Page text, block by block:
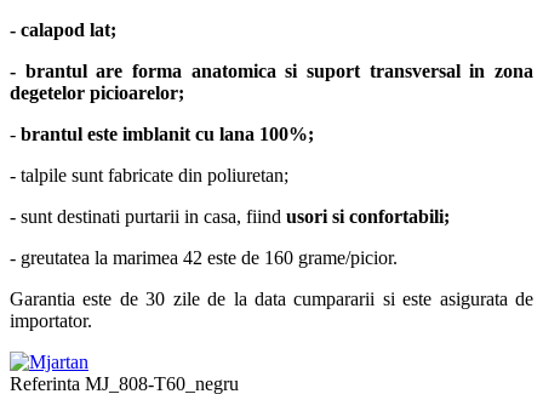
- calapod lat;
- brantul are forma anatomica si suport transversalin zona
degetelor picioarelor;
- brantul este imblanit cu lana 100%;
- talpile sunt fabricate din poliuretan;
- sunt destinati purtarii in casa, fiind usori si confortabili;
- greutatea la marimea 42 este de 160 grame/picior.
Garantia este de 30 zile de la data cumpararii si este asigurata de
importator.
Referinta MJ_808-T60_negru